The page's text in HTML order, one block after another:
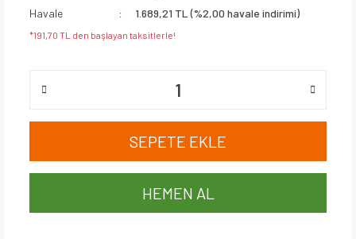
Havale
1.689,21 TL (%2,00 havale indirimi)
*191,70 TL den başlayan taksitlerle!
SEPETE EKLE
HEMEN AL